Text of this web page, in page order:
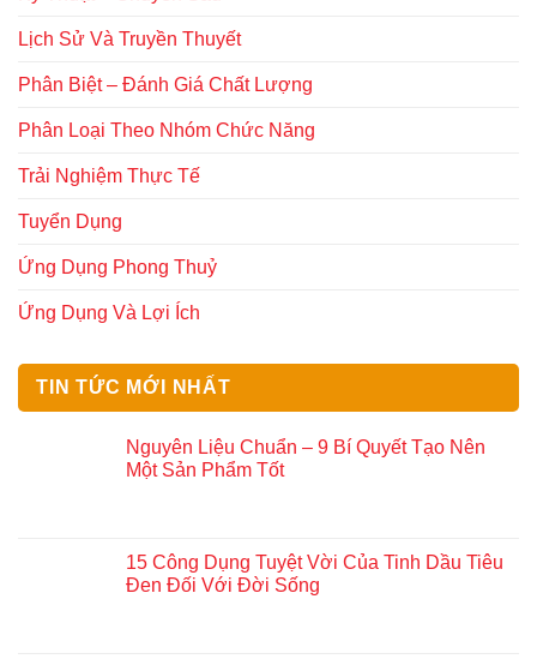
Lịch Sử Và Truyền Thuyết
Phân Biệt – Đánh Giá Chất Lượng
Phân Loại Theo Nhóm Chức Năng
Trải Nghiệm Thực Tế
Tuyển Dụng
Ứng Dụng Phong Thuỷ
Ứng Dụng Và Lợi Ích
TIN TỨC MỚI NHẤT
Nguyên Liệu Chuẩn – 9 Bí Quyết Tạo Nên
Một Sản Phẩm Tốt
15 Công Dụng Tuyệt Vời Của Tinh Dầu Tiêu
Đen Đối Với Đời Sống